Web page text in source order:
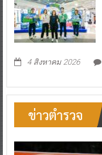
4 สิงหาคม 2026
ข่าวตำรวจ